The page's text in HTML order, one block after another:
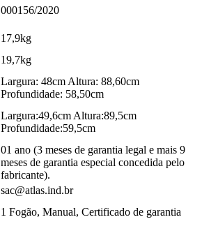
000156/2020
17,9kg
19,7kg
Largura: 48cm Altura: 88,60cm
Profundidade: 58,50cm
Largura:49,6cm Altura:89,5cm
Profundidade:59,5cm
01 ano (3 meses de garantia legal e mais 9
meses de garantia especial concedida pelo
fabricante).
sac@atlas.ind.br
1 Fogão, Manual, Certificado de garantia